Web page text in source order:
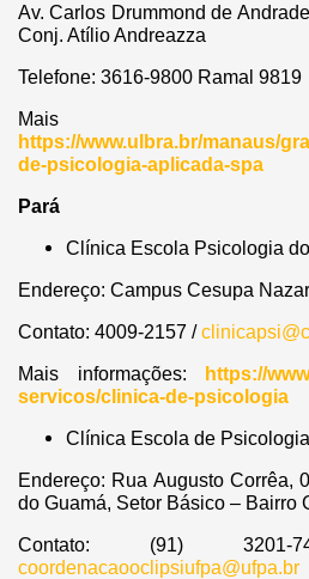
Av. Carlos Drummond de
Conj. Atílio Andreazza
Telefone: 3616-9800 Ramal 9819
Mais
https://www.ulbra.br/manaus/
de-psicologia-aplicada-spa
Pará
Clínica Escola Psicologia
Endereço: Campus Cesupa
Contato: 4009-2157 /
Mais informações:
https://
servicos/clinica-de-psicologia
Clínica Escola de
Endereço: Rua Augusto Corrêa,
do Guamá, Setor Básico – Bairro
Contato: (91)
coordenacaooclipsiufpa@ufpa.br